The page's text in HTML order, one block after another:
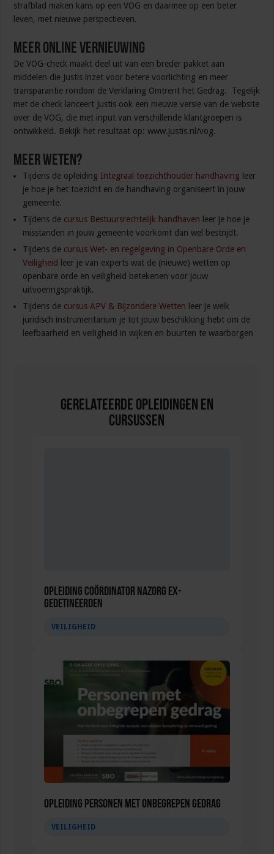
strafblad maken kans op een VOG en daarmee op een beter
leven, met nieuwe perspectieven.
Meer online vernieuwing
De VOG-check maakt deel uit van een breder pakket aan
middelen die Justis inzet voor betere voorlichting en meer
transparantie rondom de Verklaring Omtrent het Gedrag. Tegelijk
met de check lanceert Justis ook een nieuwe versie van de website
over de VOG, die met input van verschillende klantgroepen is
ontwikkeld. Bekijk het resultaat op: www.justis.nl/vog.
Meer weten?
Tijdens de opleiding Integraal toezichthouder handhaving leer
je hoe je het toezicht en de handhaving organiseert in jouw
gemeente.
Tijdens de cursus Bestuursrechtelijk handhaven leer je hoe je
misstanden in jouw gemeente voorkomt dan wel bestrijdt.
Tijdens de cursus Wet- en regelgeving in Openbare Orde en
Veiligheid
leer je van experts wat de (nieuwe) wetten op
openbare orde en veiligheid betekenen voor jouw
uitvoeringspraktijk.
Tijdens de cursus APV & Bijzondere Wetten leer je welk
juridisch instrumentarium je tot jouw beschikking hebt om de
leefbaarheid en veiligheid in wijken en buurten te waarborgen
Gerelateerde Opleidingen en
Cursussen
Opleiding Coördinator nazorg ex-
gedetineerden
VEILIGHEID
Opleiding Personen met onbegrepen gedrag
VEILIGHEID